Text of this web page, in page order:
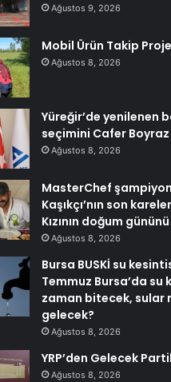
Ağustos 9, 2026
Mobil Ürün Takip
Ağustos 8, 2026
Yüreğir’de yenilenen
seçimini Cafer Boyraz
Ağustos 8, 2026
MasterChef
Kaşıkçı’nın son
Kızının doğum
Ağustos 8, 2026
Bursa BUSKİ su
Temmuz Bursa’da su
zaman bitecek, sular
gelecek?
Ağustos 8, 2026
YRP’den Gelecek
Ağustos 8, 2026